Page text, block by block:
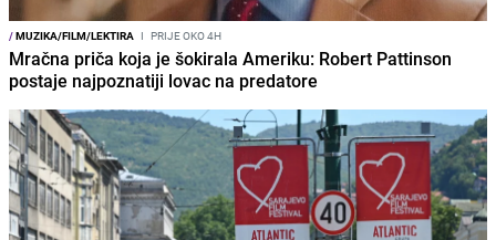
/MUZIKA/FILM/LEKTIRA I PRIJE OKO 4H
Mračna priča koja je šokirala Ameriku: Robert Pattinson
postaje najpoznatiji lovac na predatore